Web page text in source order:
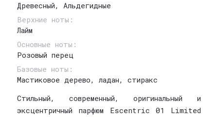
Древесный, Альдегидные
Верхние ноты:
Лайм
Основные ноты:
Розовый перец
Базовые ноты:
Мастиковое дерево, ладан, стиракс
Стильный, современный, оригинальный и
эксцентричный парфюм Escentric 01 Limited